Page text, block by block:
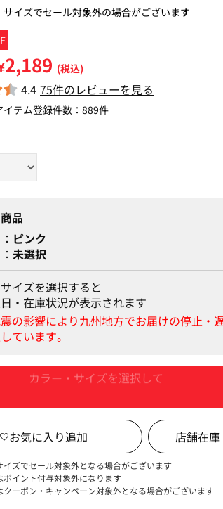
イズでセール対象外の場合がございます
2,189 (税込)
4.4 75件のレビューを見る
テム登録件数： 889件
品
ピンク
未選択
イズを選択すると
・在庫状況が表示されます
カートに入れる
店舗在庫
ズでセール対象外となる場合がございます
イント付与対象外になります
ーポン・キャンペーン対象外となる場合がございます